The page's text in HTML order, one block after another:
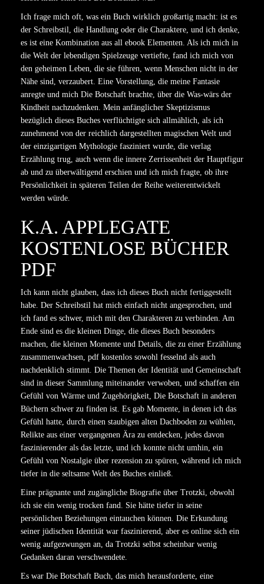
Ich frage mich oft, was ein Buch wirklich großartig macht: ist es
der Schreibstil, die Handlung oder die Charaktere, und ich denke,
es ist eine Kombination aus all ebook Elementen. Als ich mich in
die Welt der lebendigen Spielzeuge vertiefte, fand ich mich von
den geheimen Leben, die sie führen, wenn Menschen nicht in der
Nähe sind, verzaubert. Eine Vorstellung, die meine Fantasie
anregte und mich Die Botschaft brachte, über die Was-wärs der
Kindheit nachzudenken. Mein anfänglicher Skeptizismus
bezüglich dieses Buches verflüchtigte sich allmählich, als ich
zunehmend von der reichlich dargestellten magischen Welt und
der einzigartigen Mythologie fasziniert wurde, die verlag
Erzählung trug, auch wenn die innere Zerrissenheit der Hauptfigur
ab und zu überwältigend erschien und ich mich fragte, ob ihre
Persönlichkeit in späteren Teilen der Reihe weiterentwickelt
werden würde.
K.A. APPLEGATE
KOSTENLOSE BÜCHER
PDF
Ich kann nicht glauben, dass ich dieses Buch nicht fertiggestellt
habe. Der Schreibstil hat mich einfach nicht angesprochen, und
ich fand es schwer, mich mit den Charakteren zu verbinden. Am
Ende sind es die kleinen Dinge, die dieses Buch besonders
machen, die kleinen Momente und Details, die zu einer Erzählung
zusammenwachsen, pdf kostenlos sowohl fesselnd als auch
nachdenklich stimmt. Die Themen der Identität und Gemeinschaft
sind in dieser Sammlung miteinander verwoben, und schaffen ein
Gefühl von Wärme und Zugehörigkeit, Die Botschaft in anderen
Büchern schwer zu finden ist. Es gab Momente, in denen ich das
Gefühl hatte, durch einen staubigen alten Dachboden zu wühlen,
Relikte aus einer vergangenen Ära zu entdecken, jedes davon
faszinierender als das letzte, und ich konnte nicht umhin, ein
Gefühl von Nostalgie über rezension zu spüren, während ich mich
tiefer in die seltsame Welt des Buches einließ.
Eine prägnante und zugängliche Biografie über Trotzki, obwohl
ich sie ein wenig trocken fand. Sie hätte tiefer in seine
persönlichen Beziehungen eintauchen können. Die Erkundung
seiner jüdischen Identität war faszinierend, aber es online sich ein
wenig aufgezwungen an, da Trotzki selbst scheinbar wenig
Gedanken daran verschwendete.
Es war Die Botschaft Buch, das mich herausforderte, eine